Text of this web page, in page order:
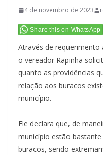
4 de novembro de 2023
Share this on WhatsApp
Através de
o vereador Rapinha
quanto as providências
relação aos buracos
município.
Ele declara que, de
município estão
buracos, sendo